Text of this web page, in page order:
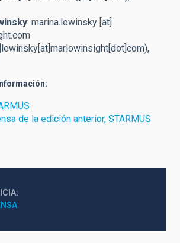
: marina.lewinsky [at]
,
de la edición anterior, STARMUS